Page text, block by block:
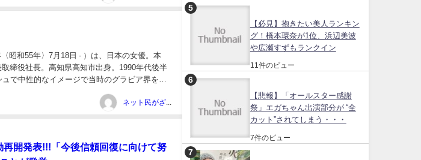
昭和55年〉7月18日 - ）は、日本の女優。本
締役社長。高知県高知市出身。1990年代後半
で中性的なイメージで当時のグラビア界を席
ネット民がざわついた芸能人
開発表!!!「今後信頼回復に向けて努
【必見】抱きたい美人ランキン
グ！橋本環奈が1位、浜辺美波
や広瀬すずもランクイン
11件のビュー
【悲報】「オールスター感謝
祭」エガちゃん出演部分が “全
カット”されてしまう・・・
7件のビュー